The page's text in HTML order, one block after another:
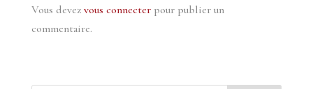
Vous devez vous connecterpour publier un
commentaire.